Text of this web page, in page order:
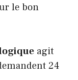
le bon
agit
24